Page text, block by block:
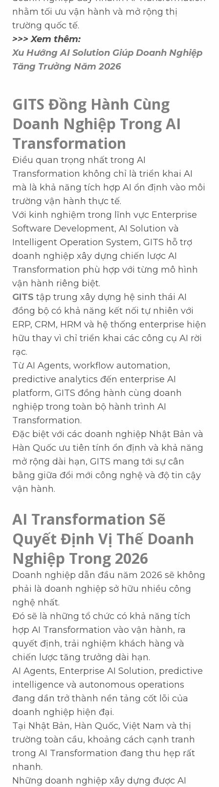
nhằm tối ưu vận hành và mở rộng thị
trường quốc tế.
>>> Xem thêm:
Xu Hướng AI Solution Giúp Doanh Nghiệp
Tăng Trưởng Năm 2026
GITS Đồng Hành Cùng
Doanh Nghiệp Trong AI
Transformation
Điều quan trọng nhất trong AI
Transformation không chỉ là triển khai AI
mà là khả năng tích hợp AI ổn định vào môi
trường vận hành thực tế.
Với kinh nghiệm trong lĩnh vực Enterprise
Software Development, AI Solution và
Intelligent Operation System, GITS hỗ trợ
doanh nghiệp xây dựng chiến lược AI
Transformation phù hợp với từng mô hình
vận hành riêng biệt.
GITS tập trung xây dựng hệ sinh thái AI
đồng bộ có khả năng kết nối tự nhiên với
ERP, CRM, HRM và hệ thống enterprise hiện
hữu thay vì chỉ triển khai các công cụ AI rời
rạc.
Từ AI Agents, workflow automation,
predictive analytics đến enterprise AI
platform, GITS đồng hành cùng doanh
nghiệp trong toàn bộ hành trình AI
Transformation.
Đặc biệt với các doanh nghiệp Nhật Bản và
Hàn Quốc ưu tiên tính ổn định và khả năng
mở rộng dài hạn, GITS mang tới sự cân
bằng giữa đổi mới công nghệ và độ tin cậy
vận hành.
AI Transformation Sẽ
Quyết Định Vị Thế Doanh
Nghiệp Trong 2026
Doanh nghiệp dẫn đầu năm 2026 sẽ không
phải là doanh nghiệp sở hữu nhiều công
nghệ nhất.
Đó sẽ là những tổ chức có khả năng tích
hợp AI Transformation vào vận hành, ra
quyết định, trải nghiệm khách hàng và
chiến lược tăng trưởng dài hạn.
AI Agents, Enterprise AI Solution, predictive
intelligence và autonomous operations
đang dần trở thành nền tảng cốt lõi của
doanh nghiệp hiện đại.
Tại Nhật Bản, Hàn Quốc, Việt Nam và thị
trường toàn cầu, khoảng cách cạnh tranh
trong AI Transformation đang thu hẹp rất
nhanh.
Những doanh nghiệp xây dựng được AI